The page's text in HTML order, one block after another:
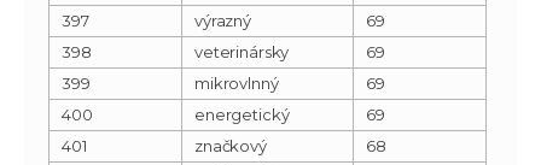
397
výrazný
69
398
veterinársky
69
399
mikrovlnný
69
400
energetický
69
401
značkový
68